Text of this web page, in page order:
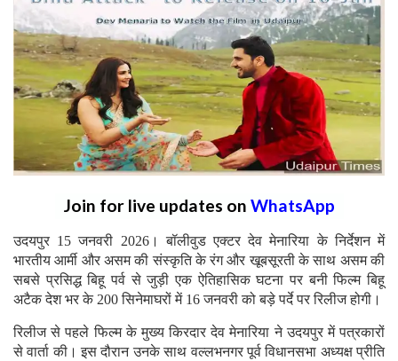
Join for live updates onWhatsApp
उदयपुर 15 जनवरी 2026। बॉलीवुड एक्टर देव मेनारिया के निर्देशन में
भारतीय आर्मी और असम की संस्कृति के रंग और खूबसूरती के साथ असम की
सबसे प्रसिद्ध बिहू पर्व से जुड़ी एक ऐतिहासिक घटना पर बनी फिल्म बिहू
अटैक देश भर के 200 सिनेमाघरों में 16 जनवरी को बड़े पर्दे पर रिलीज होगी।
रिलीज से पहले फिल्म के मुख्य किरदार देव मेनारिया ने उदयपुर में पत्रकारों
से वार्ता की। इस दौरान उनके साथ वल्लभनगर पूर्व विधानसभा अध्यक्ष प्रीति